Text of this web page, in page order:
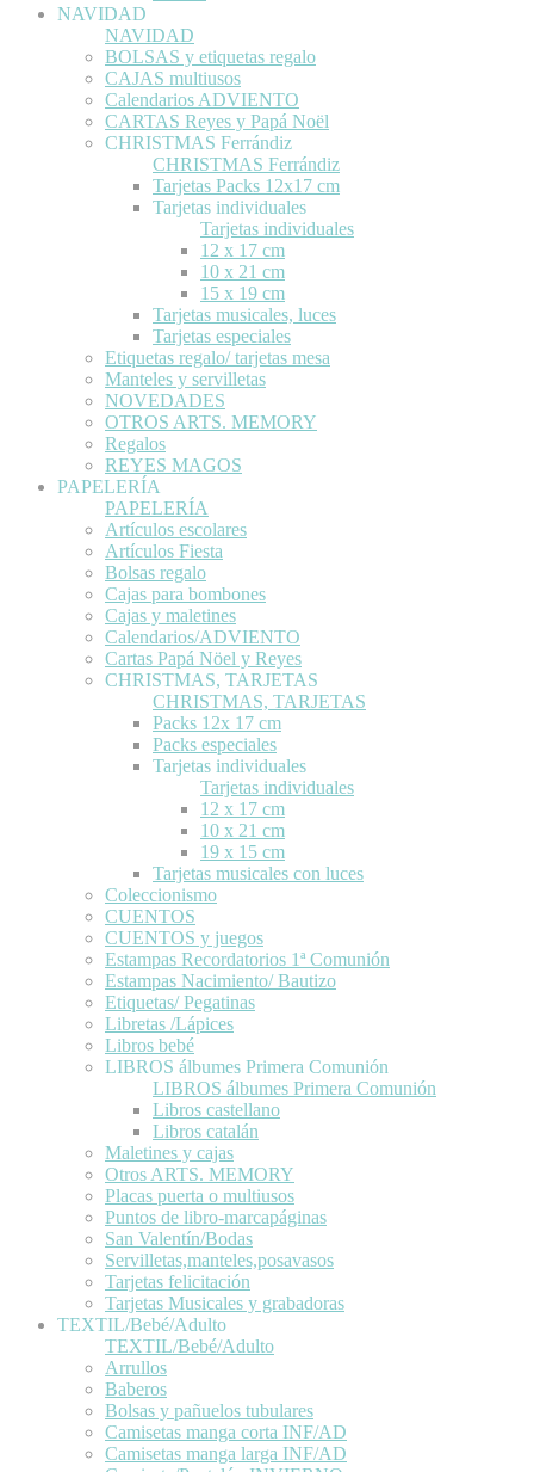
NAVIDAD
NAVIDAD
BOLSAS y etiquetas regalo
CAJAS multiusos
Calendarios ADVIENTO
CARTAS Reyes y Papá Noël
CHRISTMAS Ferrándiz
CHRISTMAS Ferrándiz
Tarjetas Packs 12x17 cm
Tarjetas individuales
Tarjetas individuales
12 x 17 cm
10 x 21 cm
15 x 19 cm
Tarjetas musicales, luces
Tarjetas especiales
Etiquetas regalo/ tarjetas mesa
Manteles y servilletas
NOVEDADES
OTROS ARTS. MEMORY
Regalos
REYES MAGOS
PAPELERÍA
PAPELERÍA
Artículos escolares
Artículos Fiesta
Bolsas regalo
Cajas para bombones
Cajas y maletines
Calendarios/ADVIENTO
Cartas Papá Nöel y Reyes
CHRISTMAS, TARJETAS
CHRISTMAS, TARJETAS
Packs 12x 17 cm
Packs especiales
Tarjetas individuales
Tarjetas individuales
12 x 17 cm
10 x 21 cm
19 x 15 cm
Tarjetas musicales con luces
Coleccionismo
CUENTOS
CUENTOS y juegos
Estampas Recordatorios 1ª Comunión
Estampas Nacimiento/ Bautizo
Etiquetas/ Pegatinas
Libretas /Lápices
Libros bebé
LIBROS álbumes Primera Comunión
LIBROS álbumes Primera Comunión
Libros castellano
Libros catalán
Maletines y cajas
Otros ARTS. MEMORY
Placas puerta o multiusos
Puntos de libro-marcapáginas
San Valentín/Bodas
Servilletas,manteles,posavasos
Tarjetas felicitación
Tarjetas Musicales y grabadoras
TEXTIL/Bebé/Adulto
TEXTIL/Bebé/Adulto
Arrullos
Baberos
Bolsas y pañuelos tubulares
Camisetas manga corta INF/AD
Camisetas manga larga INF/AD